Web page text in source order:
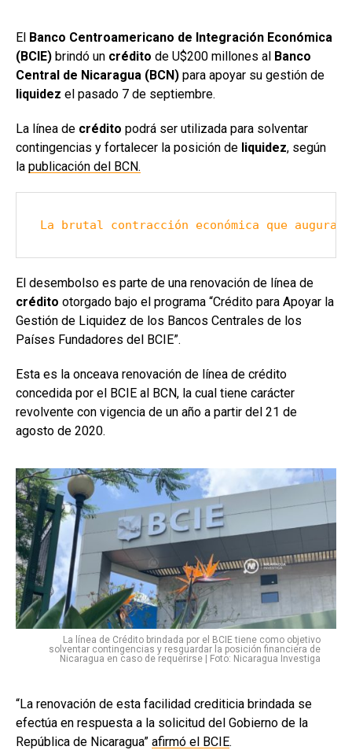
El Banco Centroamericano de Integración Económica
(BCIE) brindó un crédito de U$200 millones al Banco
Central de Nicaragua (BCN) para apoyar su gestión de
liquidez el pasado 7 de septiembre.
La línea de crédito podrá ser utilizada para solventar
contingencias y fortalecer la posición de liquidez, según
la publicación del BCN.
La brutal contracción económica que augura
El desembolso es parte de una renovación de línea de
crédito otorgado bajo el programa “Crédito para Apoyar la
Gestión de Liquidez de los Bancos Centrales de los
Países Fundadores del BCIE”.
Esta es la onceava renovación de línea de crédito
concedida por el BCIE al BCN, la cual tiene carácter
revolvente con vigencia de un año a partir del 21 de
agosto de 2020.
La línea de Crédito brindada por el BCIE tiene como objetivo
solventar contingencias y resguardar la posición financiera de
Nicaragua en caso de requerirse | Foto: Nicaragua Investiga
“La renovación de esta facilidad crediticia brindada se
efectúa en respuesta a la solicitud del Gobierno de la
República de Nicaragua” afirmó el BCIE.